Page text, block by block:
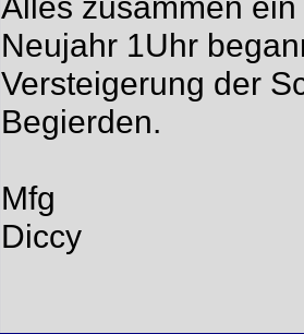
Neujahr 1Uhr
Versteigerung der
Begierden.
Mfg
Diccy